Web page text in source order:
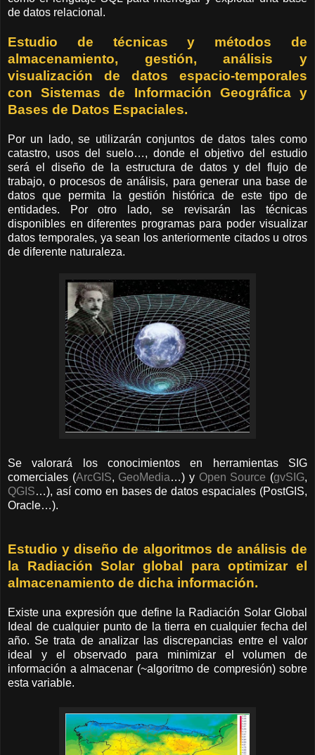
de datos relacional.
Estudio de técnicas y métodos de
almacenamiento, gestión, análisis y
visualización de datos espacio-temporales
con Sistemas de Información Geográfica y
Bases de Datos Espaciales.
Por un lado, se utilizarán conjuntos de datos tales como
catastro, usos del suelo…, donde el objetivo del estudio
será el diseño de la estructura de datos y del flujo de
trabajo, o procesos de análisis, para generar una base de
datos que permita la gestión histórica de este tipo de
entidades. Por otro lado, se revisarán las técnicas
disponibles en diferentes programas para poder visualizar
datos temporales, ya sean los anteriormente citados u otros
de diferente naturaleza.
Se valorará los conocimientos en herramientas SIG
comerciales (ArcGIS, GeoMedia…) y Open Source (gvSIG,
QGIS…), así como en bases de datos espaciales (PostGIS,
Oracle…).
Estudio y diseño de algoritmos de análisis de
la Radiación Solar global para optimizar el
almacenamiento de dicha información.
Existe una expresión que define la Radiación Solar Global
Ideal de cualquier punto de la tierra en cualquier fecha del
año. Se trata de analizar las discrepancias entre el valor
ideal y el observado para minimizar el volumen de
información a almacenar (~algoritmo de compresión) sobre
esta variable.